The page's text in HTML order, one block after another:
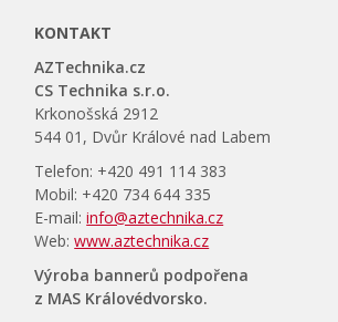
KONTAKT
AZTechnika.cz
CS Technika s.r.o.
Krkonošská 2912
544 01, Dvůr Králové nad Labem
Telefon: +420 491 114 383
Mobil: +420 734 644 335
E-mail:info@aztechnika.cz
Web:www.aztechnika.cz
Výroba bannerů podpořena
z MAS Královédvorsko.